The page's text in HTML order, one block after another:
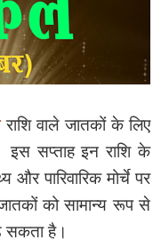
राशि वाले जातकों के लिए
इस सप्ताह इन राशि के
और पारिवारिक मोर्चे पर
को सामान्य रूप से
सकता है।